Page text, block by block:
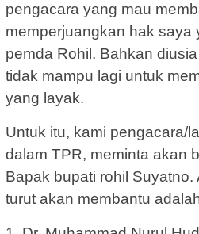
pengacara yang mau
memperjuangkan hak saya
pemda Rohil. Bahkan
tidak mampu lagi untuk
yang layak.
Untuk itu, kami pengacara/
dalam TPR, meminta akan
Bapak bupati rohil
turut akan membantu